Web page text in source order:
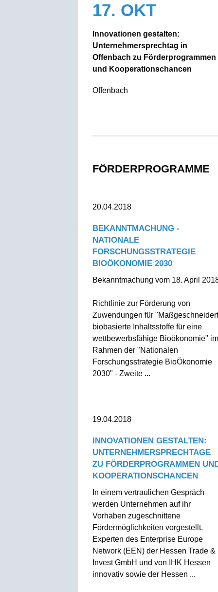
17. OKT
Innovationen gestalten:
Unternehmersprechtag in
Offenbach zu Förderprogrammen
und Kooperationschancen
Offenbach
FÖRDERPROGRAMME
20.04.2018
BEKANNTMACHUNG -
NATIONALE
FORSCHUNGSSTRATEGIE
BIOÖKONOMIE 2030
Bekanntmachung vom 18. April
Richtlinie zur Förderung von
Zuwendungen für
biobasierte Inhaltsstoffe für eine
wettbewerbsfähige Bioökonomie" im
Rahmen der "Nationalen
Forschungsstrategie BioÖkonomie
2030" - Zweite ...
19.04.2018
INNOVATIONEN GESTALTEN:
UNTERNEHMERSPRECHTAGE
ZU FÖRDERPROGRAMMEN
KOOPERATIONSCHANCEN
In einem vertraulichen Gespräch
werden Unternehmen auf ihr
Vorhaben zugeschnittene
Fördermöglichkeiten vorgestellt.
Experten des Enterprise Europe
Network (EEN) der Hessen Trade &
Invest GmbH und von IHK Hessen
innovativ sowie der Hessen ...